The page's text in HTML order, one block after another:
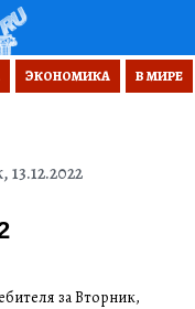
ЭКОНОМИКА В МИРЕ
за Вторник,